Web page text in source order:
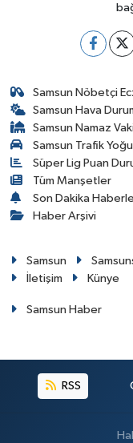
Samsun Nöbetçi
Samsun Hava
Samsun Namaz
Samsun Trafik
Süper Lig Puan
Tüm Manşetler
Son Dakika
Haber Arşivi
Samsun
İletişim
Künye
Samsun Haber
RSS